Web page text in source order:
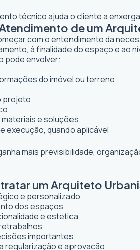
técnico ajuda o cliente a
de um
com o entendimento da
à finalidade do espaço e ao
pode envolver:
do imóvel ou terreno
projeto
e soluções
execução, quando aplicável
mais previsibilidade,
um Arquiteto
e personalizado
dos espaços
e estética
importantes
regularização e aprovação